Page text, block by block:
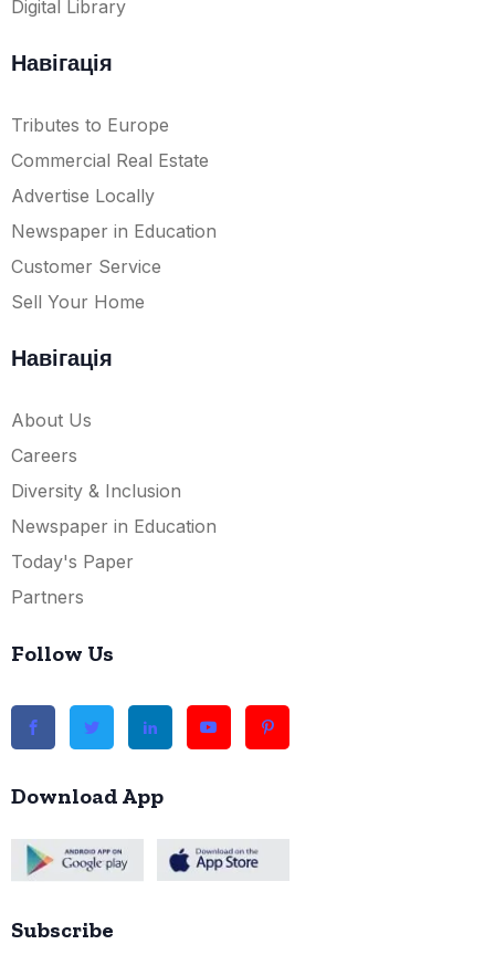
Digital Library
Навігація
Tributes to Europe
Commercial Real Estate
Advertise Locally
Newspaper in Education
Customer Service
Sell Your Home
Навігація
About Us
Careers
Diversity & Inclusion
Newspaper in Education
Today's Paper
Partners
Follow Us
Download App
Subscribe